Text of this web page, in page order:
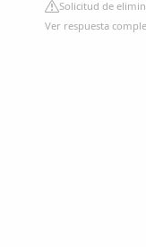
Solicitud de
Ver respuesta